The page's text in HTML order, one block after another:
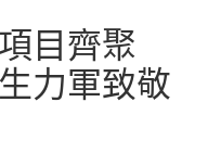
目齊聚
力軍致敬